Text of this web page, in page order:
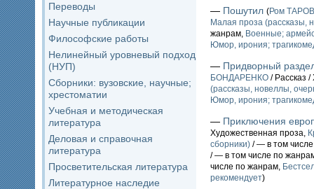
Переводы
Научные публикации
Философские работы
Нелинейный уровневый подход
(НУП)
Сборники: вузовские, научные;
хрестоматии
Учебная и методическая
литература
Деловая и справочная
литература
Просветительская литература
Литературное наследие
— Пошутил (Ром ТАРОВ
Малая проза (рассказы,
жанрам, Военные;
Юмор, ирония;
— Придворный
БОНДАРЕНКО / Рассказ
(рассказы, новеллы,
Юмор, ирония;
— Приключения
Художественная проза,
сборники) / — в том
/ — в том числе по
числе по жанрам,
рекомендует)